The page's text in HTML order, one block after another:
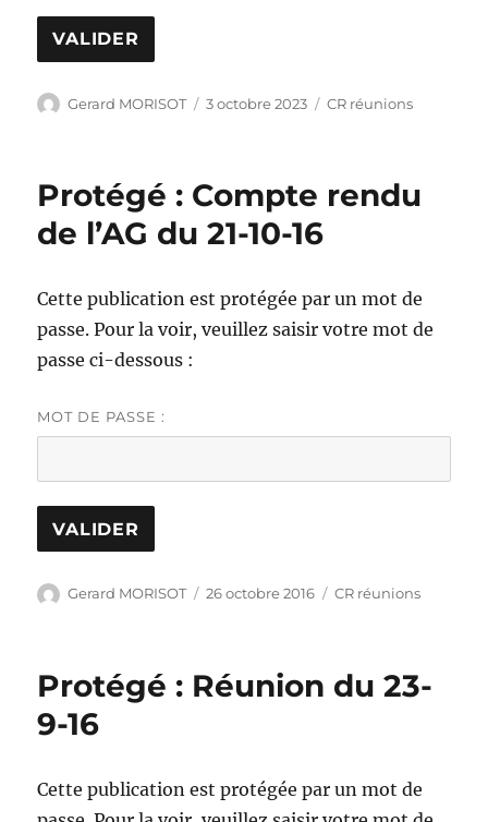
Auteur
Gerard MORISOT
Publié
3 octobre 2023 Catégories
CR réunions
Protégé : Compte rendu
de l’AG du 21-10-16
Cette publication est protégée par un mot de
passe. Pour la voir, veuillez saisir votre mot de
passe ci-dessous :
MOT DE PASSE :
Auteur
Gerard MORISOT
Publié
26 octobre 2016 Catégories
CR réunions
Protégé : Réunion du 23-
9-16
Cette publication est protégée par un mot de